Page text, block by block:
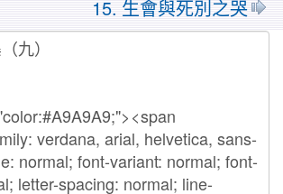
15. 生會與死別之哭